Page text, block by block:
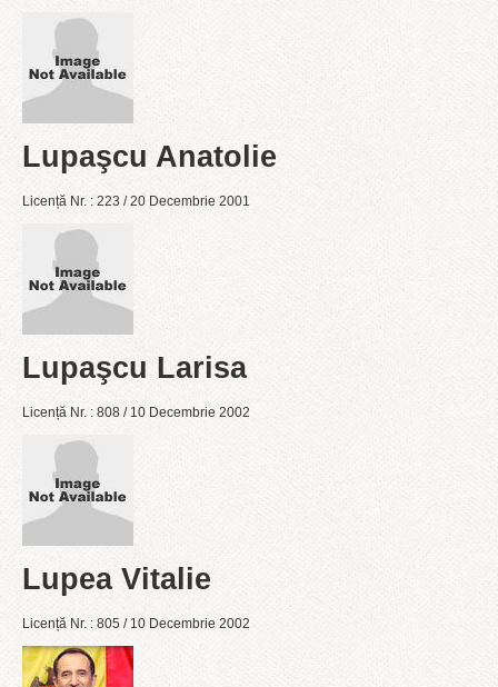
Lupaşcu Anatolie
Licență Nr. : 223 / 20 Decembrie 2001
Lupaşcu Larisa
Licență Nr. : 808 / 10 Decembrie 2002
Lupea Vitalie
Licență Nr. : 805 / 10 Decembrie 2002